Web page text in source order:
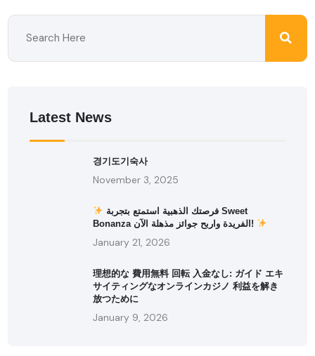
Latest News
경기도기숙사
November 3, 2025
Bonanza الفريدة واربح جوائز مذهلة الآن!
January 21, 2026
理想的な 費用無料 回転 入金なし: ガイド エキ
サイティングなオンラインカジノ 利益を解き
放つために
January 9, 2026